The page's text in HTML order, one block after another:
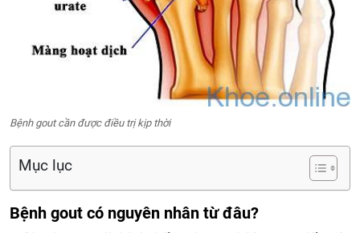
Bệnh gout cần được điều trị kịp thời
Mục lục
Bệnh gout có nguyên nhân từ đâu?